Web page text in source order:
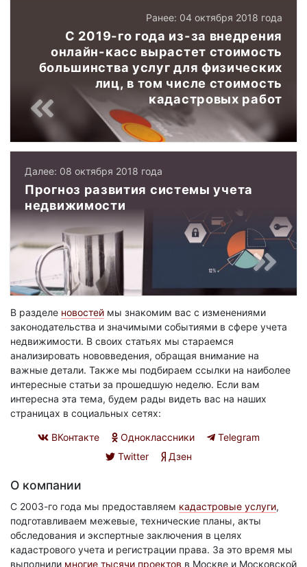
Ранее: 04 октября 2018 года
C 2019-го года из-за внедрения
онлайн-касс вырастет стоимость
большинства услуг для физических
лиц, в том числе стоимость
кадастровых работ
Далее: 08 октября 2018 года
Прогноз развития системы учета
недвижимости
В разделе новостей мы знакомим вас с изменениями
законодательства и значимыми событиями в сфере учета
недвижимости. В своих статьях мы стараемся
анализировать нововведения, обращая внимание на
важные детали. Также мы подбираем ссылки на наиболее
интересные статьи за прошедшую неделю. Если вам
интересна эта тема, будем рады видеть вас на наших
страницах в социальных сетях:
ВКонтакте Одноклассники
Telegram
Twitter
Дзен
О компании
С 2003-го года мы предоставляем кадастровые услуги,
подготавливаем межевые, технические планы, акты
обследования и экспертные заключения в целях
кадастрового учета и регистрации права. За это время мы
выполнили многие тысячи проектов в Москве и Московской